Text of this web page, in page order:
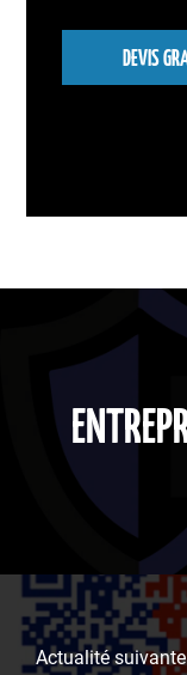
DEVIS
Actualité suivante